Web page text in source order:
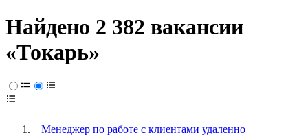
Найдено 2 382 вакансии
«Токарь»
Менеджер по работе с клиентами удаленно